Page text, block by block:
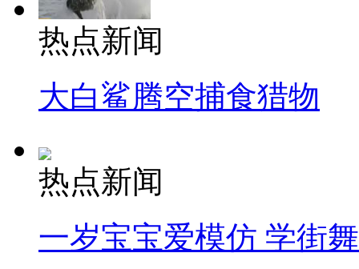
热点新闻
大白鲨腾空捕食猎物
热点新闻
一岁宝宝爱模仿 学街